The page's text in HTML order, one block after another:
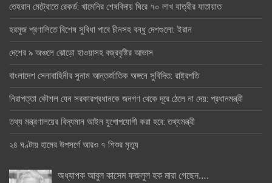
তেহরান মেট্রোতে রেকর্ড: খামেনির শেষবিদায় ঘিরে ৭০ লাখ যাত্রীর যাতায়াত
হরমুজ প্রণালিতে বিশেষ সুবিধা পাবে চীনসহ বন্ধু দেশগুলো: ইরান
দেশের ৯ অঞ্চলে ঝোড়ো হাওয়াসহ বজ্রবৃষ্টির আভাস
বাংলাদেশ সেনাবাহিনীর সুনাম আন্তর্জাতিক অঙ্গনে সুবিদিত: রাষ্ট্রপতি
নিরাপত্তা কৌশল যেন সরকারপ্রধানকে জনগণ থেকে দূরে ঠেলে না দেয়: প্রধানমন্ত্রী
তথ্য মন্ত্রণালয়ের বিদ্যমান আইন যুগোপযোগী করা হবে: তথ্যমন্ত্রী
২৪ ঘণ্টায় হামের উপসর্গে আরও ৭ শিশুর মৃত্যু
অধ্যাপক আবুল কাসেম ফজলুল হক মারা গেছেন….